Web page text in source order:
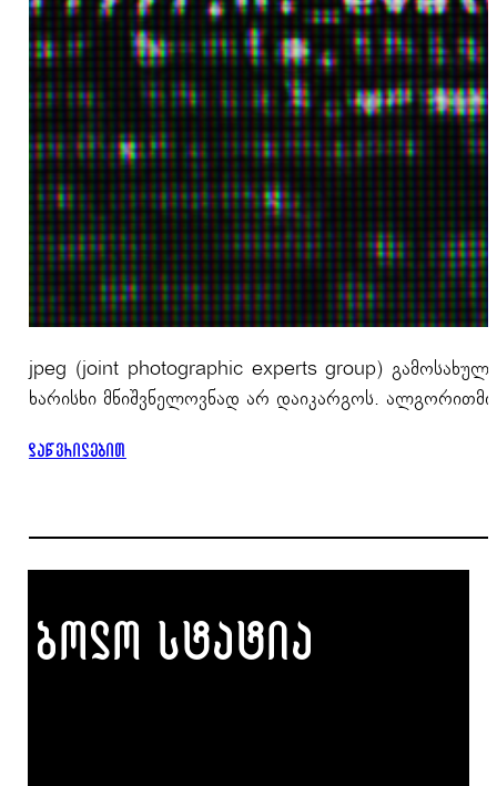
jpeg (joint photographic experts group)
ხარისხი მნიშვნელოვნად არ დაიკარგოს.
დაწვრილებით
ბოლო სტატია